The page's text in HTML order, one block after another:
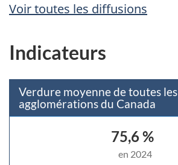
Voir toutes les diffusions
Indicateurs
Verdure moyenne de toutes les
agglomérations du Canada
75,6 %
en 2024